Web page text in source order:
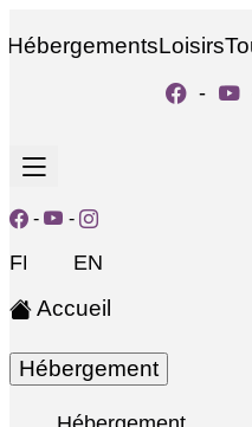
HébergementsLoisirs
-
- -
FR EN
Accueil
Hébergement